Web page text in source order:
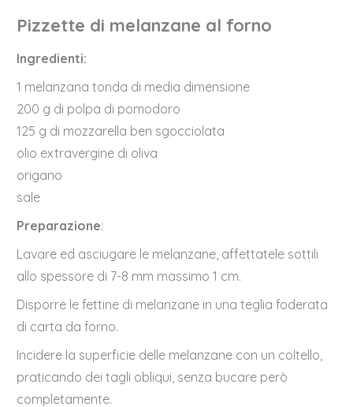
Pizzette di melanzane al forno
Ingredienti:
1 melanzana tonda di media dimensione
200 g di polpa di pomodoro
125 g di mozzarella ben sgocciolata
olio extravergine di oliva
origano
sale
Preparazione:
Lavare ed asciugare le melanzane, affettatele sottili
allo spessore di 7-8 mm massimo 1 cm.
Disporre le fettine di melanzane in una teglia foderata
di carta da forno.
Incidere la superficie delle melanzane con un coltello,
praticando dei tagli obliqui, senza bucare però
completamente.